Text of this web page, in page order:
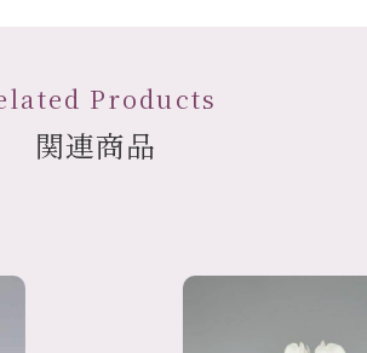
Products
関連商品